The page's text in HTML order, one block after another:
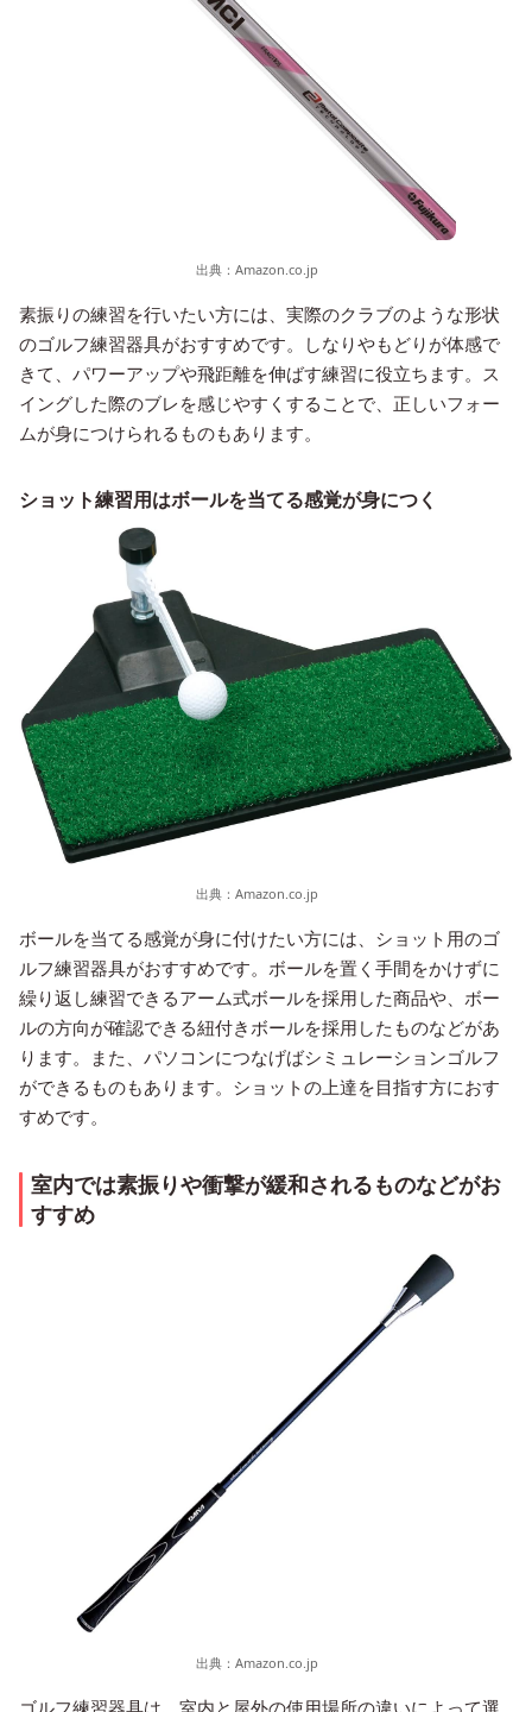
出典： Amazon.co.jp
素振りの練習を行いたい方には、実際のクラブのような形状
のゴルフ練習器具がおすすめです。しなりやもどりが体感で
きて、パワーアップや飛距離を伸ばす練習に役立ちます。ス
イングした際のブレを感じやすくすることで、正しいフォー
ムが身につけられるものもあります。
ショット練習用はボールを当てる感覚が身につく
出典： Amazon.co.jp
ボールを当てる感覚が身に付けたい方には、ショット用のゴ
ルフ練習器具がおすすめです。ボールを置く手間をかけずに
繰り返し練習できるアーム式ボールを採用した商品や、ボー
ルの方向が確認できる紐付きボールを採用したものなどがあ
ります。また、パソコンにつなげばシミュレーションゴルフ
ができるものもあります。ショットの上達を目指す方におす
すめです。
室内では素振りや衝撃が緩和されるものなどがお
すすめ
出典： Amazon.co.jp